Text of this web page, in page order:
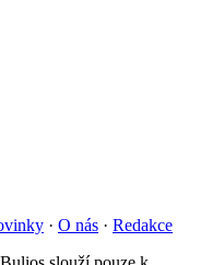
· O nás · Redakce